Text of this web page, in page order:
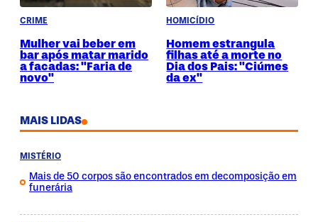
CRIME
Mulher vai beber em
bar após matar marido
a facadas: "Faria de
novo"
HOMICÍDIO
Homem estrangula
filhas até a morte no
Dia dos Pais: "Ciúmes
da ex"
MAIS LIDAS
MISTÉRIO
Mais de 50 corpos são encontrados em decomposição em
funerária